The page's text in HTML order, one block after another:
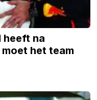
heeft na
het team